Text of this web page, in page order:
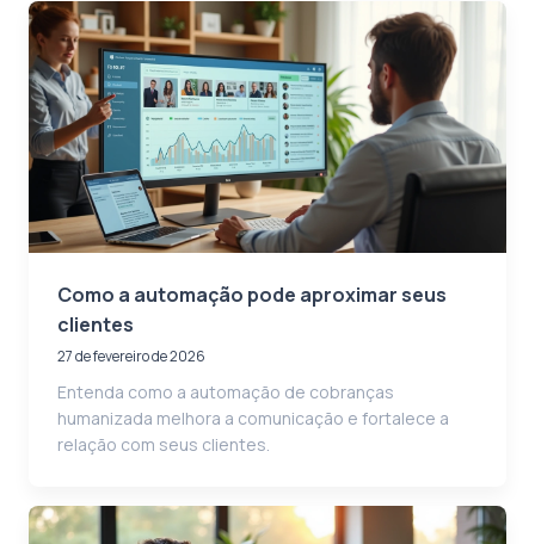
Como a automação pode aproximar seus
clientes
27 de fevereiro de 2026
Entenda como a automação de cobranças
humanizada melhora a comunicação e fortalece a
relação com seus clientes.